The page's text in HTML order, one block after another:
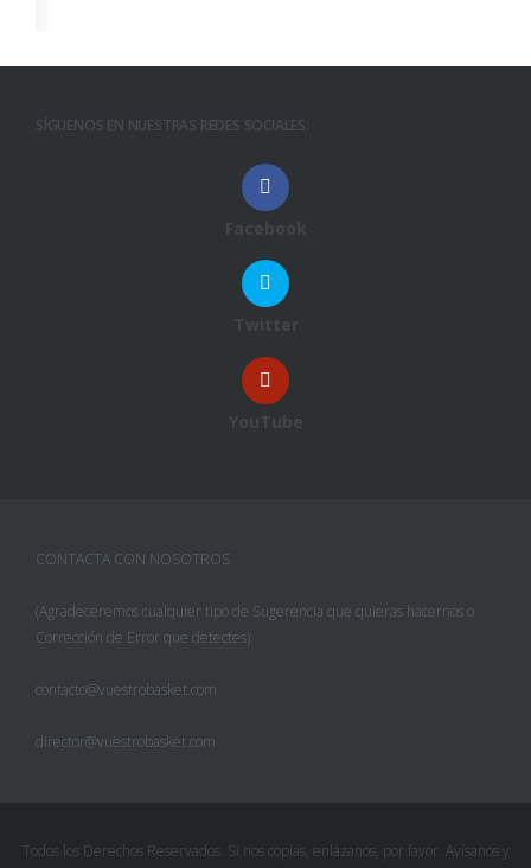
SÍGUENOS EN NUESTRAS REDES SOCIALES:
Facebook
Twitter
YouTube
CONTACTA CON NOSOTROS
(Agradeceremos cualquier tipo de Sugerencia que quieras hacernos o
Corrección de Error que detectes):
contacto@vuestrobasket.com
director@vuestrobasket.com
Todos los Derechos Reservados. Si nos copias, enlázanos, por favor. Avísanos y